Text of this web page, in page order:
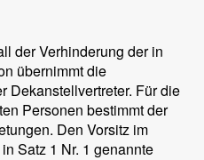
der Verhinderung der in
übernimmt die
Dekanstellvertreter. Für die
Personen bestimmt der
Den Vorsitz im
Satz 1 Nr. 1 genannte